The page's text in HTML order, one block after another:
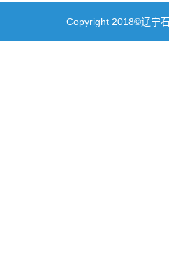
Copyright 2018©辽宁